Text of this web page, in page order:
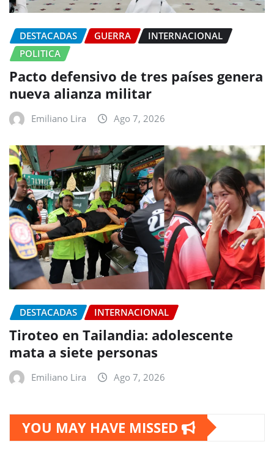
DESTACADAS GUERRA
INTERNACIONAL
POLITICA
Pacto defensivo de tres países genera
nueva alianza militar
Emiliano Lira Ago 7, 2026
DESTACADAS INTERNACIONAL
Tiroteo en Tailandia: adolescente
mata a siete personas
Emiliano Lira Ago 7, 2026
YOU MAY HAVE MISSED